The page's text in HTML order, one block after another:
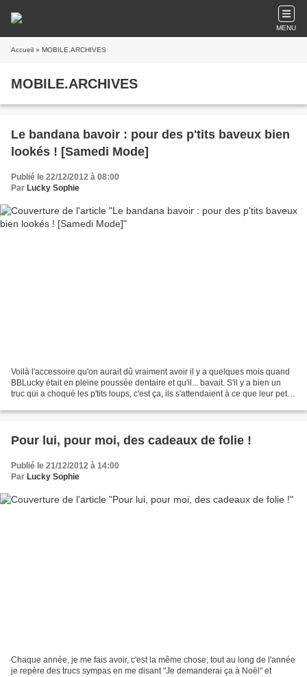
MENU
Accueil » MOBILE.ARCHIVES
MOBILE.ARCHIVES
Le bandana bavoir : pour des p'tits baveux bien
lookés ! [Samedi Mode]
Publié le 22/12/2012 à 08:00
Par Lucky Sophie
Voilà l'accessoire qu'on aurait dû vraiment avoir il y a quelques mois quand
BBLucky était en pleine poussée dentaire et qu'il... bavait. S'il y a bien un
truc qui a choqué les p'tits loups, c'est ça, ils s'attendaient à ce que leur petit
Pour lui, pour moi, des cadeaux de folie !
Publié le 21/12/2012 à 14:00
Par Lucky Sophie
Chaque année, je me fais avoir, c'est la même chose, tout au long de l'année
je repère des trucs sympas en me disant "Je demanderai ça à Noël" et